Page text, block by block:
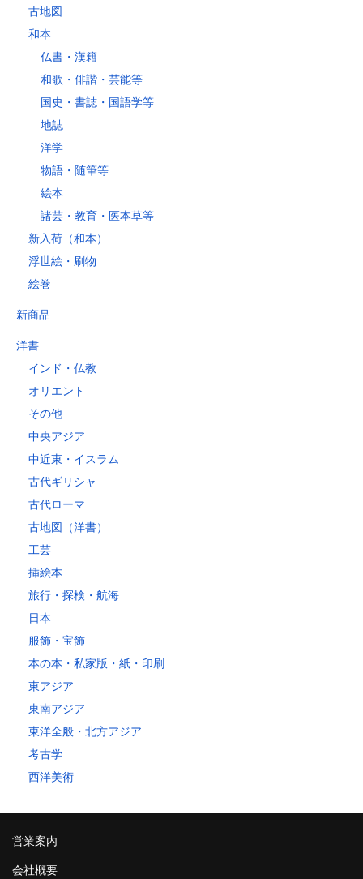
古地図
和本
仏書・漢籍
和歌・俳諧・芸能等
国史・書誌・国語学等
地誌
洋学
物語・随筆等
絵本
諸芸・教育・医本草等
新入荷（和本）
浮世絵・刷物
絵巻
新商品
洋書
インド・仏教
オリエント
その他
中央アジア
中近東・イスラム
古代ギリシャ
古代ローマ
古地図（洋書）
工芸
挿絵本
旅行・探検・航海
日本
服飾・宝飾
本の本・私家版・紙・印刷
東アジア
東南アジア
東洋全般・北方アジア
考古学
西洋美術
営業案内
会社概要